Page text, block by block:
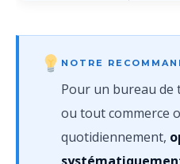
NOTRE
Pour un bureau de
ou tout commerce
quotidiennement,